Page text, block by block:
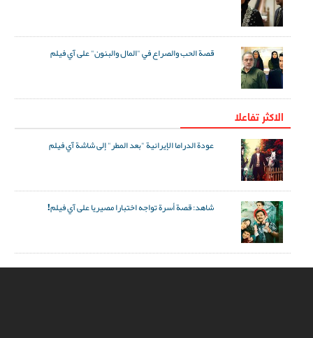
قصة الحب والصراع في "المال والبنون" على آي فيلم
الاکثر تفاعلا
عودة الدراما الإيرانية "بعد المطر" إلى شاشة آي فيلم
شاهد: قصة أسرة تواجه اختبارا مصيريا على آي فيلم!